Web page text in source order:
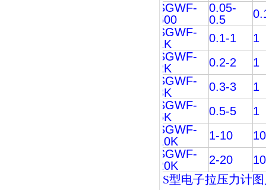
SGWF-
500
0.05-
0.5
SGWF-
1K
0.1-1
1
SGWF-
2K
0.2-2
1
SGWF-
3K
0.3-3
1
SGWF-
5K
0.5-5
1
SGWF-
10K
1-10
10
SGWF-
20K
2-20
10
S型电子拉压力计